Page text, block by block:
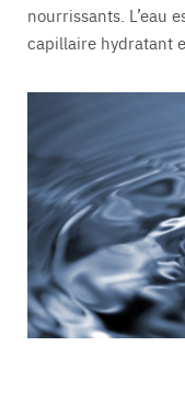
nourrissants. L’eau
capillaire hydratant